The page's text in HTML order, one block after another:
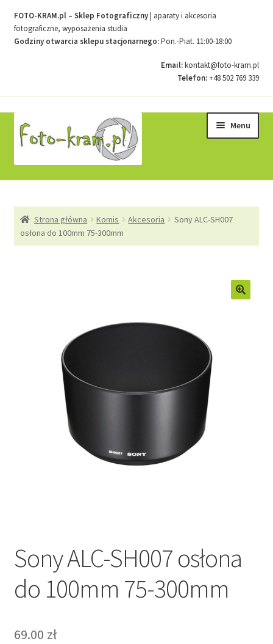
FOTO-KRAM.pl – Sklep Fotograficzny| aparaty i akcesoria
fotograficzne, wyposażenia studia
Godziny otwarcia sklepu stacjonarnego:Pon.-Piat. 11:00-18:00
Email:kontakt@foto-kram.pl
Telefon:+48 502 769 339
do
nawigacji
do
treści
Menu
Kontakt
Sample Page
Strona główna Komis Akcesoria
Sony ALC-SH007
osłona do 100mm 75-300mm
Sony ALC-SH007 osłona
do 100mm 75-300mm
69.00 zł